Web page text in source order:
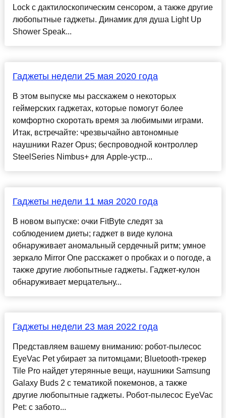
Lock с дактилоскопическим сенсором, а также другие
любопытные гаджеты. Динамик для душа Light Up
Shower Speak...
Гаджеты недели 25 мая 2020 года
В этом выпуске мы расскажем о некоторых
геймерских гаджетах, которые помогут более
комфортно скоротать время за любимыми играми.
Итак, встречайте: чрезвычайно автономные
наушники Razer Opus; беспроводной контроллер
SteelSeries Nimbus+ для Apple-устр...
Гаджеты недели 11 мая 2020 года
В новом выпуске: очки FitByte следят за
соблюдением диеты; гаджет в виде кулона
обнаруживает аномальный сердечный ритм; умное
зеркало Mirror One расскажет о пробках и о погоде, а
также другие любопытные гаджеты. Гаджет-кулон
обнаруживает мерцательну...
Гаджеты недели 23 мая 2022 года
Представляем вашему вниманию: робот-пылесос
EyeVac Pet убирает за питомцами; Bluetooth-трекер
Tile Pro найдет утерянные вещи, наушники Samsung
Galaxy Buds 2 с тематикой покемонов, а также
другие любопытные гаджеты. Робот-пылесос EyeVac
Pet: с забото...